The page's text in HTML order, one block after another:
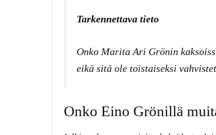
Tarkennettava tieto
Onko Marita Ari Grönin
eikä sitä ole toistaiseksi
Onko Eino Grönillä